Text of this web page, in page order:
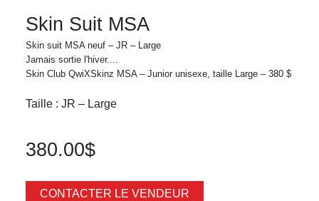
Skin Suit MSA
Skin suit MSA neuf – JR – Large
Jamais sortie l'hiver....
Skin Club QwiXSkinz MSA – Junior unisexe, taille Large – 380 $
Taille : JR – Large
380.00$
CONTACTER LE VENDEUR